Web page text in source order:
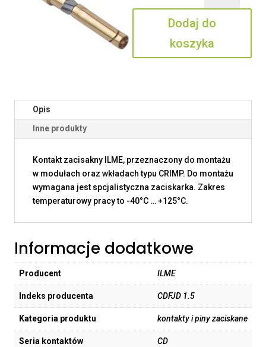
1.5
Dodaj do
koszyka
Opis
Inne produkty
Kontakt zacisakny ILME, przeznaczony do montażu
w modułach oraz wkładach typu CRIMP. Do montażu
wymagana jest spcjalistyczna zaciskarka. Zakres
temperaturowy pracy to -40°C … +125°C.
Informacje dodatkowe
Producent ILME
Indeks producenta CDFJD 1.5
Kategoria produktu kontakty i piny zaciskane
Seria kontaktów CD